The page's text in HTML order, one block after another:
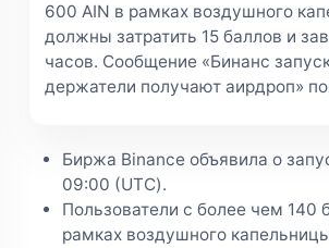
600 AIN в рамках воздушного
должны затратить 15 баллов и
часов. Сообщение «Бинанс
держатели получают аирдроп»
Биржа Binance объявила о
09:00 (UTC).
Пользователи с более чем 140
рамках воздушного